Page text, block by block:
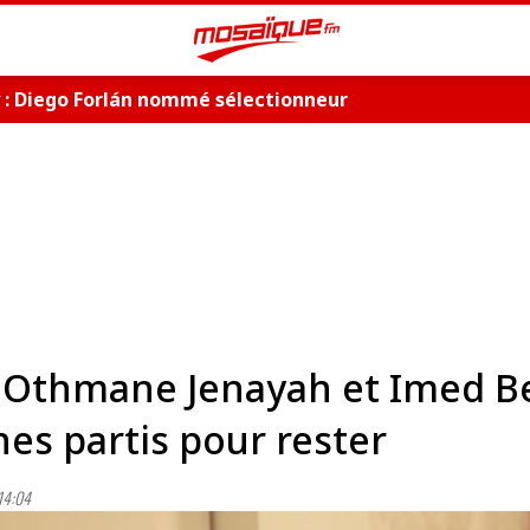
: Diego Forlán nommé sélectionneur
Othmane Jenayah et Imed
partis pour rester